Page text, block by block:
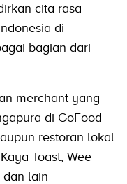
cita rasa
di
bagian dari
merchant yang
di GoFood
restoran lokal
Toast, Wee
dan lain